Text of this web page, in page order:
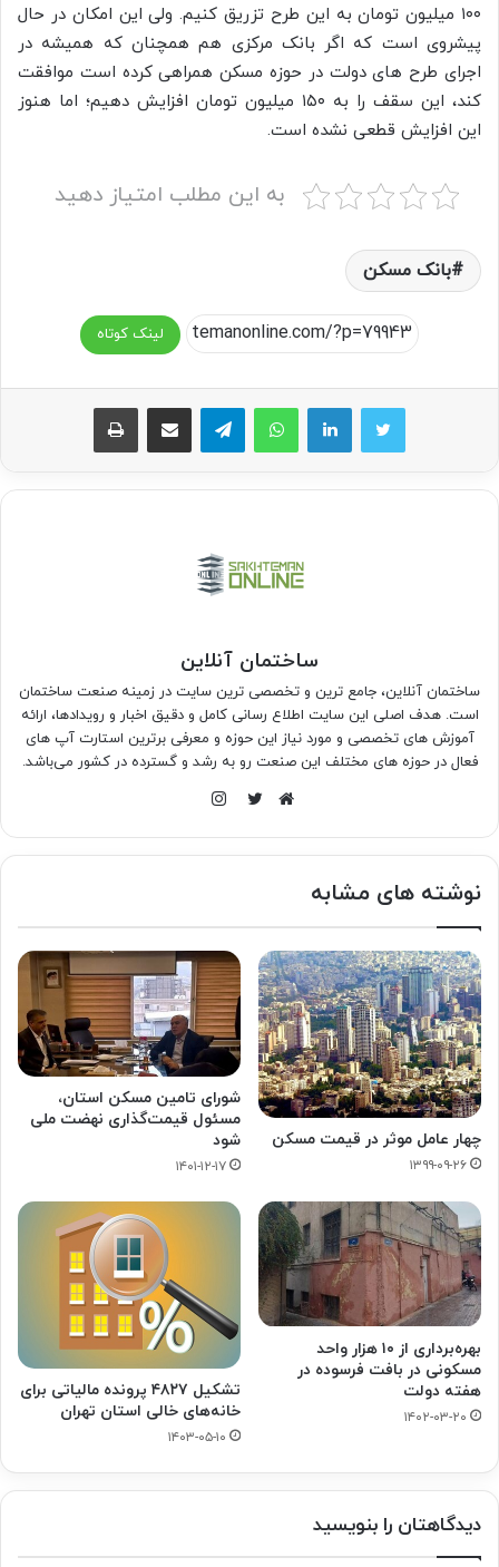
۱۰۰ میلیون تومان به این طرح تزریق کنیم. ولی این امکان در حال
پیشروی است که اگر بانک مرکزی هم همچنان که همیشه در
اجرای طرح های دولت در حوزه مسکن همراهی کرده است موافقت
کند، این سقف را به ۱۵۰ میلیون تومان افزایش دهیم؛ اما هنوز
این افزایش قطعی نشده است.
به این مطلب امتیاز دهید
بانک مسکن
لینک کوتاه
واتس آپ تلگرام اشتراک گذاری از طریق ایمیل چاپ
ساختمان آنلاین
ساختمان آنلاین، جامع ترین و تخصصی ترین سایت در زمینه صنعت ساختمان
است. هدف اصلی این سایت اطلاع رسانی کامل و دقیق اخبار و رویدادها، ارائه
آموزش های تخصصی و مورد نیاز این حوزه و معرفی برترین استارت آپ های
فعال در حوزه های مختلف این صنعت رو به رشد و گسترده در کشور می‌باشد.
نوشته های مشابه
چهار عامل موثر در قیمت مسکن
۱۳۹۹-۰۹-۲۶
شورای تامین مسکن استان،
مسئول قیمت‌گذاری نهضت ملی
شود
۱۴۰۱-۱۲-۱۷
بهره‌برداری از ۱۰ هزار واحد
مسکونی در بافت فرسوده در
هفته دولت
۱۴۰۲-۰۳-۲۰
تشکیل ۴۸۲۷ پرونده مالیاتی برای
خانه‌های خالی استان تهران
۱۴۰۳-۰۵-۱۰
دیدگاهتان را بنویسید